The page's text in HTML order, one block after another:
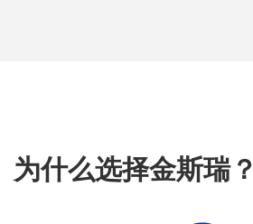
为什么选择金斯瑞？